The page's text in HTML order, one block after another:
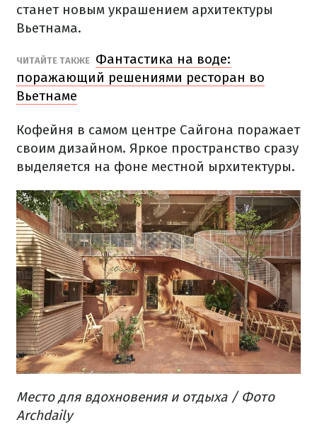
станет новым украшением архитектуры
Вьетнама.
ЧИТАЙТЕ ТАКЖЕ Фантастика на воде:
поражающий решениями ресторан во
Вьетнаме
Кофейня в самом центре Сайгона поражает
своим дизайном. Яркое пространство сразу
выделяется на фоне местной ырхитектуры.
Место для вдохновения и отдыха/ Фото
Archdaily